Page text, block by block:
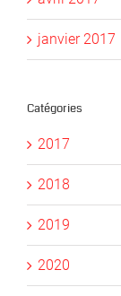
janvier 2017
Catégories
2017
2018
2019
2020